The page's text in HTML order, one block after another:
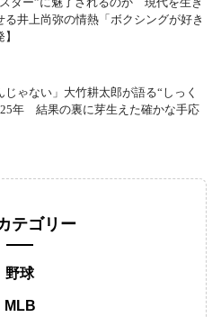
る井上尚弥の情熱「ボクシングが好き
じゃない」大竹耕太郎が語る“しっく
年 結果の裏に芽生えた確かな手応
テゴリー
野球
MLB